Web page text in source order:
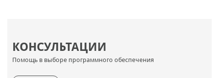
КОНСУЛЬТАЦИИ
Помощь в выборе программного обеспечения